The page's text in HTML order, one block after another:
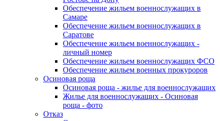
Обеспечение жильем военнослужащих в
Самаре
Обеспечение жильем военнослужащих в
Саратове
Обеспечение жильем военнослужащих -
личный номер
Обеспечение жильем военнослужащих ФСО
Обеспечение жильем военных прокуроров
Осиновая роща
Осиновая роща - жилье для военнослужащих
Жилье для военнослужащих - Осиновая
роща - фото
Отказ